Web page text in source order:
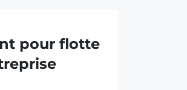
pour flotte